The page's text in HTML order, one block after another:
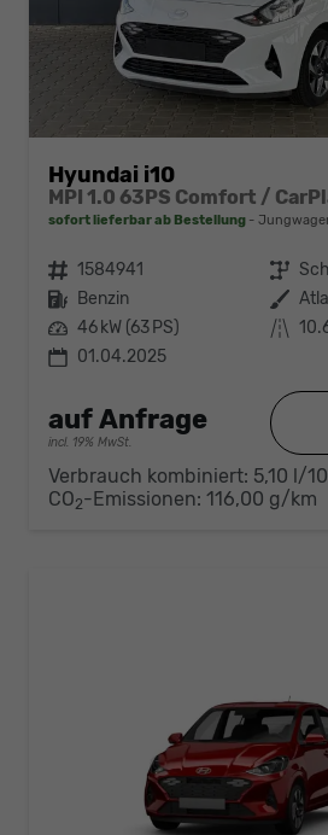
Hyundai i10
sofort lieferbar ab Bestellung
Fahrzeugnr. 1584941 Getriebe
Kraftstoff Benzin Außenfarbe
Leistung 46 kW (63 PS) Kilometerstand
01.04.2025
auf Anfrage
incl. 19% MwSt.
Verbrauch kombiniert: 5,10 l/
CO2-Emissionen: 116,00 g/km